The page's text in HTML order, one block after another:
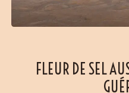
FLEUR DE SEL